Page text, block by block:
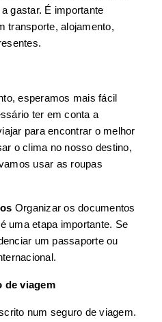
gastar. É importante
transporte, alojamento,
esperamos mais fácil
ter em conta a
para encontrar o melhor
o clima no nosso destino,
usar as roupas
Organizar os documentos
uma etapa importante. Se
um passaporte ou
de viagem
num seguro de viagem.